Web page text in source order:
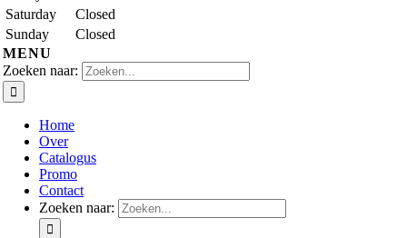
Saturday
Closed
Sunday
Closed
MENU
Zoeken naar:
Home
Over
Catalogus
Promo
Contact
Zoeken naar: